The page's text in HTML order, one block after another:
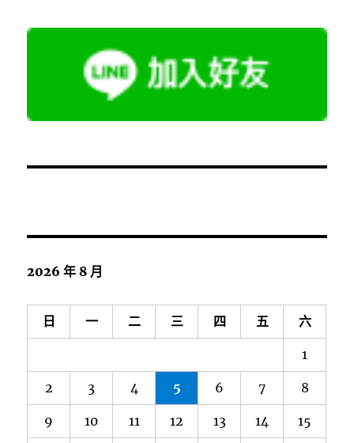
2026 年 8 月
日 一 二 三 四 五 六
1
2 3 4 5 6 7 8
9 10 11 12 13 14 15